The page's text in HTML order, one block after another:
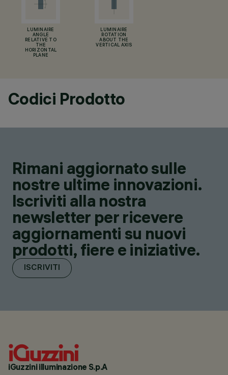
LUMINAIRE
ANGLE
RELATIVE TO
THE
HORIZONTAL
PLANE
LUMINAIRE
ROTATION
ABOUT THE
VERTICAL AXIS
Codici Prodotto
Rimani aggiornato sulle
nostre ultime innovazioni.
Iscriviti alla nostra
newsletter per ricevere
aggiornamenti su nuovi
prodotti, fiere e iniziative.
ISCRIVITI
iGuzzini illuminazione S.p.A